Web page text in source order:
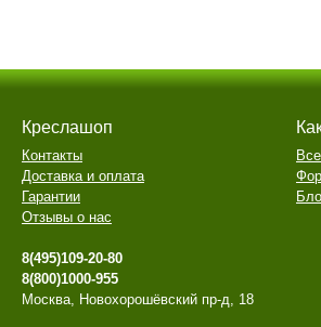
Креслашоп
Контакты
Доставка и оплата
Гарантии
Отзывы о нас
8(495)109-20-80
8(800)1000-955
Москва, Новохорошёвский пр-д, 18